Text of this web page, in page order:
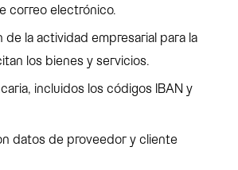
correo electrónico.
de la actividad empresarial para la
los bienes y servicios.
incluidos los códigos IBAN y
datos de proveedor y cliente